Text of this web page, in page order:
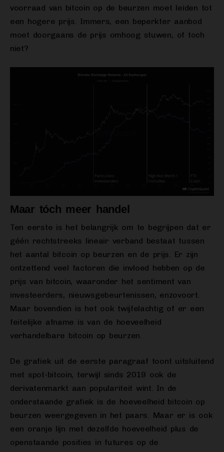
voorraad van bitcoin op de beurzen moet leiden tot
een hogere prijs. Immers, een beperkter aanbod
moet doorgaans de prijs omhoog stuwen, of toch
niet?
Maar tóch meer handel
Ten eerste is het belangrijk om te begrijpen dat er
géén rechtstreeks lineair verband bestaat tussen
het aantal bitcoin op beurzen en de prijs. Er zijn
ontzettend veel factoren die invloed hebben op de
prijs van bitcoin, waaronder het sentiment van
investeerders, nieuwsgebeurtenissen, enzovoort.
Maar bovendien is het ook twijfelachtig of er een
feitelijke afname is van de hoeveelheid
verhandelbare bitcoin op beurzen.
De grafiek uit de eerste paragraaf toont uitsluitend
met spot-bitcoin, terwijl sinds 2019 ook de
derivatenmarkt aan populariteit wint. In de
onderstaande grafiek is de hoeveelheid bitcoin op
beurzen weergegeven in het paars. Maar er is ook
een oranje lijn met dezelfde hoeveelheid plus de
openstaande posities in futures op de